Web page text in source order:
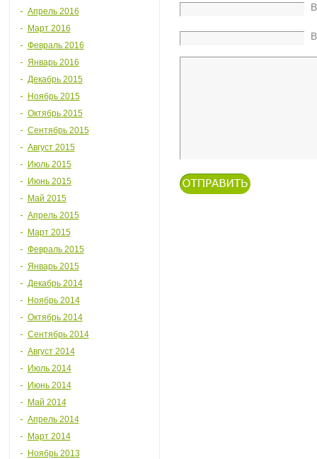
Апрель 2016
Март 2016
Февраль 2016
Январь 2016
Декабрь 2015
Ноябрь 2015
Октябрь 2015
Сентябрь 2015
Август 2015
Июль 2015
Июнь 2015
Май 2015
Апрель 2015
Март 2015
Февраль 2015
Январь 2015
Декабрь 2014
Ноябрь 2014
Октябрь 2014
Сентябрь 2014
Август 2014
Июль 2014
Июнь 2014
Май 2014
Апрель 2014
Март 2014
Ноябрь 2013